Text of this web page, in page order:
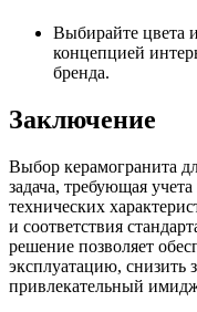
Выбирайте цвета
концепцией
бренда.
Заключение
Выбор керамогранита
задача, требующая
технических
и соответствия
решение позволяет
эксплуатацию, снизить
привлекательный